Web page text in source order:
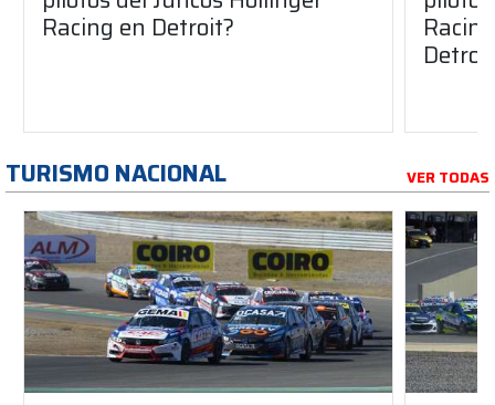
Racing en Detroit?
TURISMO NACIONAL VER TODAS